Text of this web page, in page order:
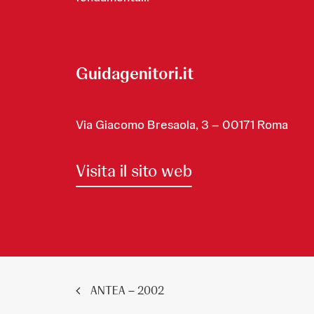
Guidagenitori.it
Via Giacomo Bresaola, 3 – 00171 Roma
Visita il sito web
ANTEA – 2002